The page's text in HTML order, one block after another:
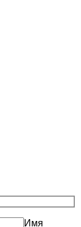
Имя